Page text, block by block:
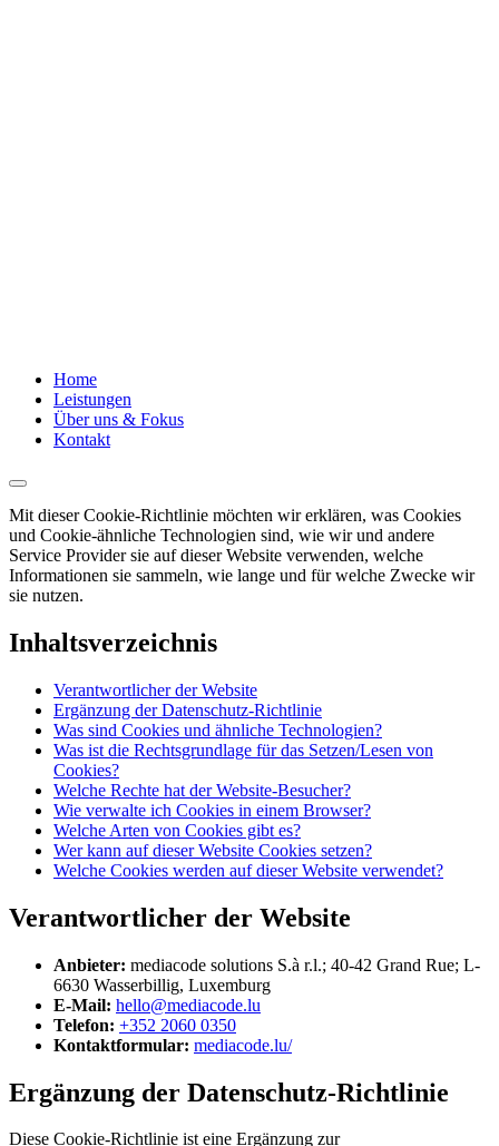
Home
Leistungen
Über uns & Fokus
Kontakt
Mit dieser Cookie-Richtlinie möchten wir erklären, was Cookies
und Cookie-ähnliche Technologien sind, wie wir und andere
Service Provider sie auf dieser Website verwenden, welche
Informationen sie sammeln, wie lange und für welche Zwecke wir
sie nutzen.
Inhaltsverzeichnis
Verantwortlicher der Website
Ergänzung der Datenschutz-Richtlinie
Was sind Cookies und ähnliche Technologien?
Was ist die Rechtsgrundlage für das Setzen/Lesen von
Cookies?
Welche Rechte hat der Website-Besucher?
Wie verwalte ich Cookies in einem Browser?
Welche Arten von Cookies gibt es?
Wer kann auf dieser Website Cookies setzen?
Welche Cookies werden auf dieser Website verwendet?
Verantwortlicher der Website
Anbieter: mediacode solutions S.à r.l.; 40-42 Grand Rue; L-
6630 Wasserbillig, Luxemburg
E-Mail: hello@mediacode.lu
Telefon: +352 2060 0350
Kontaktformular: mediacode.lu/
Ergänzung der Datenschutz-Richtlinie
Diese Cookie-Richtlinie ist eine Ergänzung zur